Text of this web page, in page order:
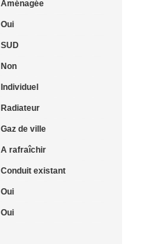
Aménagée
Oui
SUD
Non
Individuel
Radiateur
Gaz de ville
A rafraîchir
Conduit existant
Oui
Oui